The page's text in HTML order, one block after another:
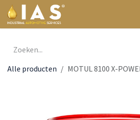
Overslaan naar inhoud
Alle producten MOTUL 8100 X-